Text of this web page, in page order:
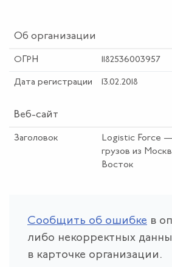
Об организации
ОГРН 1182536003957
Дата регистрации 13.02.2018
Веб-сайт
Заголовок
Logistic Force
грузов из
Восток
Сообщить об ошибке в
либо некорректных
в карточке организации.